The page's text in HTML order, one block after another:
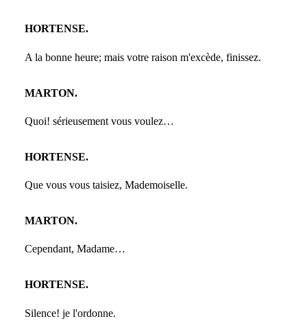
HORTENSE.
A la bonne heure; mais votre raison m'excède, finissez.
MARTON.
Quoi! sérieusement vous voulez…
HORTENSE.
Que vous vous taisiez, Mademoiselle.
MARTON.
Cependant, Madame…
HORTENSE.
Silence! je l'ordonne.